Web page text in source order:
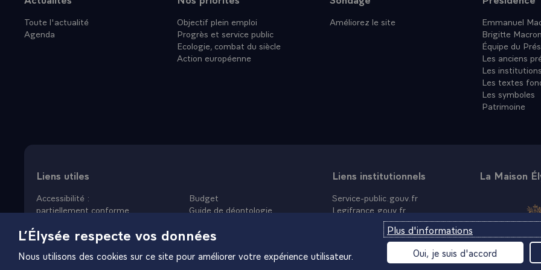
Toute l'actualité
Agenda
Objectif plein emploi
Progrès et service public
Ecologie, combat du siècle
Action européenne
Améliorez le site
Emmanuel
Brigitte Macron
Équipe du
Les anciens
Les institutions
Les textes
Les symboles
Patrimoine
Liens utiles
Accessibilité :
partiellement conforme
Mentions légales
Gestion des cookies
Budget
Guide de déontologie
Plan du site
Liens institutionnels
Service-public.gouv.fr
Legifrance.gouv.fr
La Maison
L’Élysée respecte vos données
Nous utilisons des cookies sur ce site pour améliorer votre expérience utilisateur.
Plus d'informations
Oui, je suis d'accord